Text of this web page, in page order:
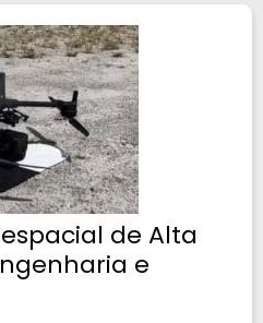
de Alta
e